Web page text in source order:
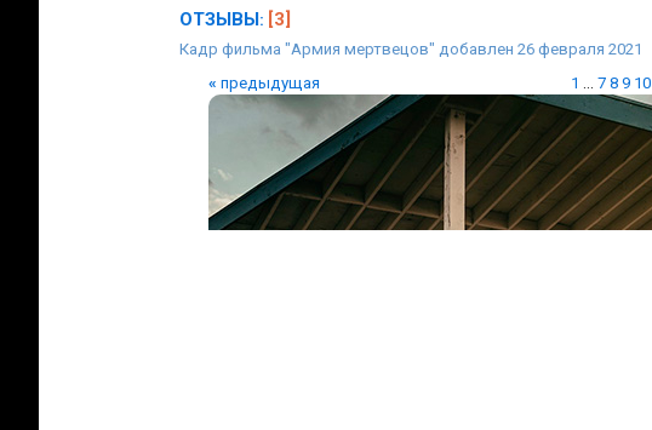
ОТЗЫВЫ: [3]
Кадр фильма "Армия мертвецов" добавлен 26 февраля 2021
« предыдущая 1 ... 7 8 9 10